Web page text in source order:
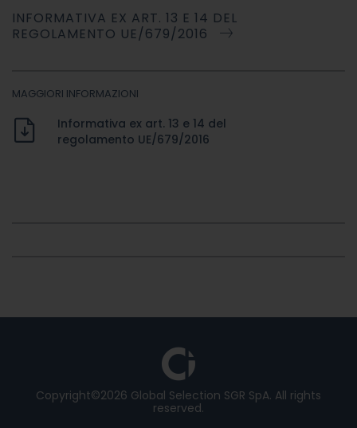
INFORMATIVA EX ART. 13 E 14 DEL
REGOLAMENTO UE/679/2016
MAGGIORI INFORMAZIONI
Informativa ex art. 13 e 14 del
regolamento UE/679/2016
Copyright©2026 Global Selection SGR SpA. All rights
reserved.